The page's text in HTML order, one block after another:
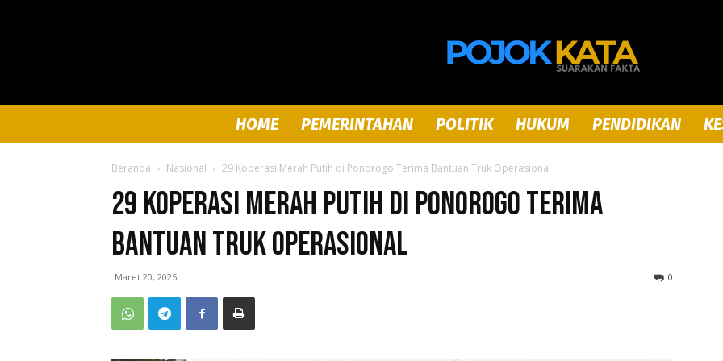
Pojok
HOME PEMERINTAHAN POLITIK HUKUM PENDIDIKAN
Beranda Nasional 29 Koperasi Merah Putih di Ponorogo Terima Bantuan Truk Operasional
29 Koperasi Merah Putih di Ponorogo Terima
Bantuan Truk Operasional
Maret 20, 2026 0